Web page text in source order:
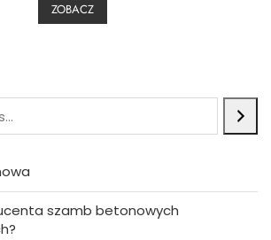
u
ZOBACZ
szamb betonowych